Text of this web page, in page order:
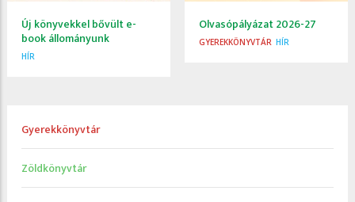
Új könyvekkel bővült e-
book állományunk
HÍR
Olvasópályázat 2026-27
GYEREKKÖNYVTÁR HÍR
Gyerekkönyvtár
Zöldkönyvtár